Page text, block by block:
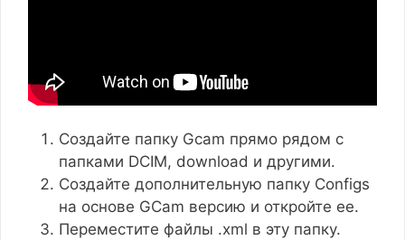
Создайте папку Gcam прямо рядом с
папками DCIM, download и другими.
Создайте дополнительную папку Configs
на основе GCam версию и откройте ее.
Переместите файлы .xml в эту папку.